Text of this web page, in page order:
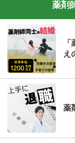
薬剤
え
薬